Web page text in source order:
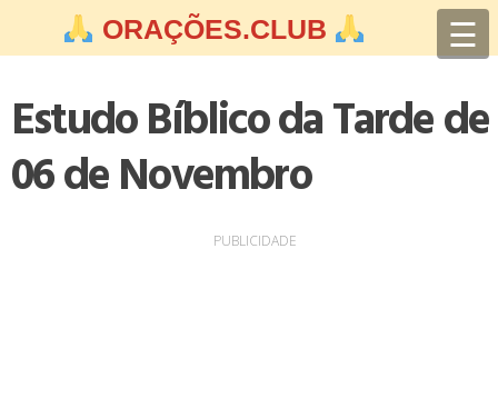
ORAÇÕES.CLUB ☰
Estudo Bíblico da Tarde de
06 de Novembro
PUBLICIDADE